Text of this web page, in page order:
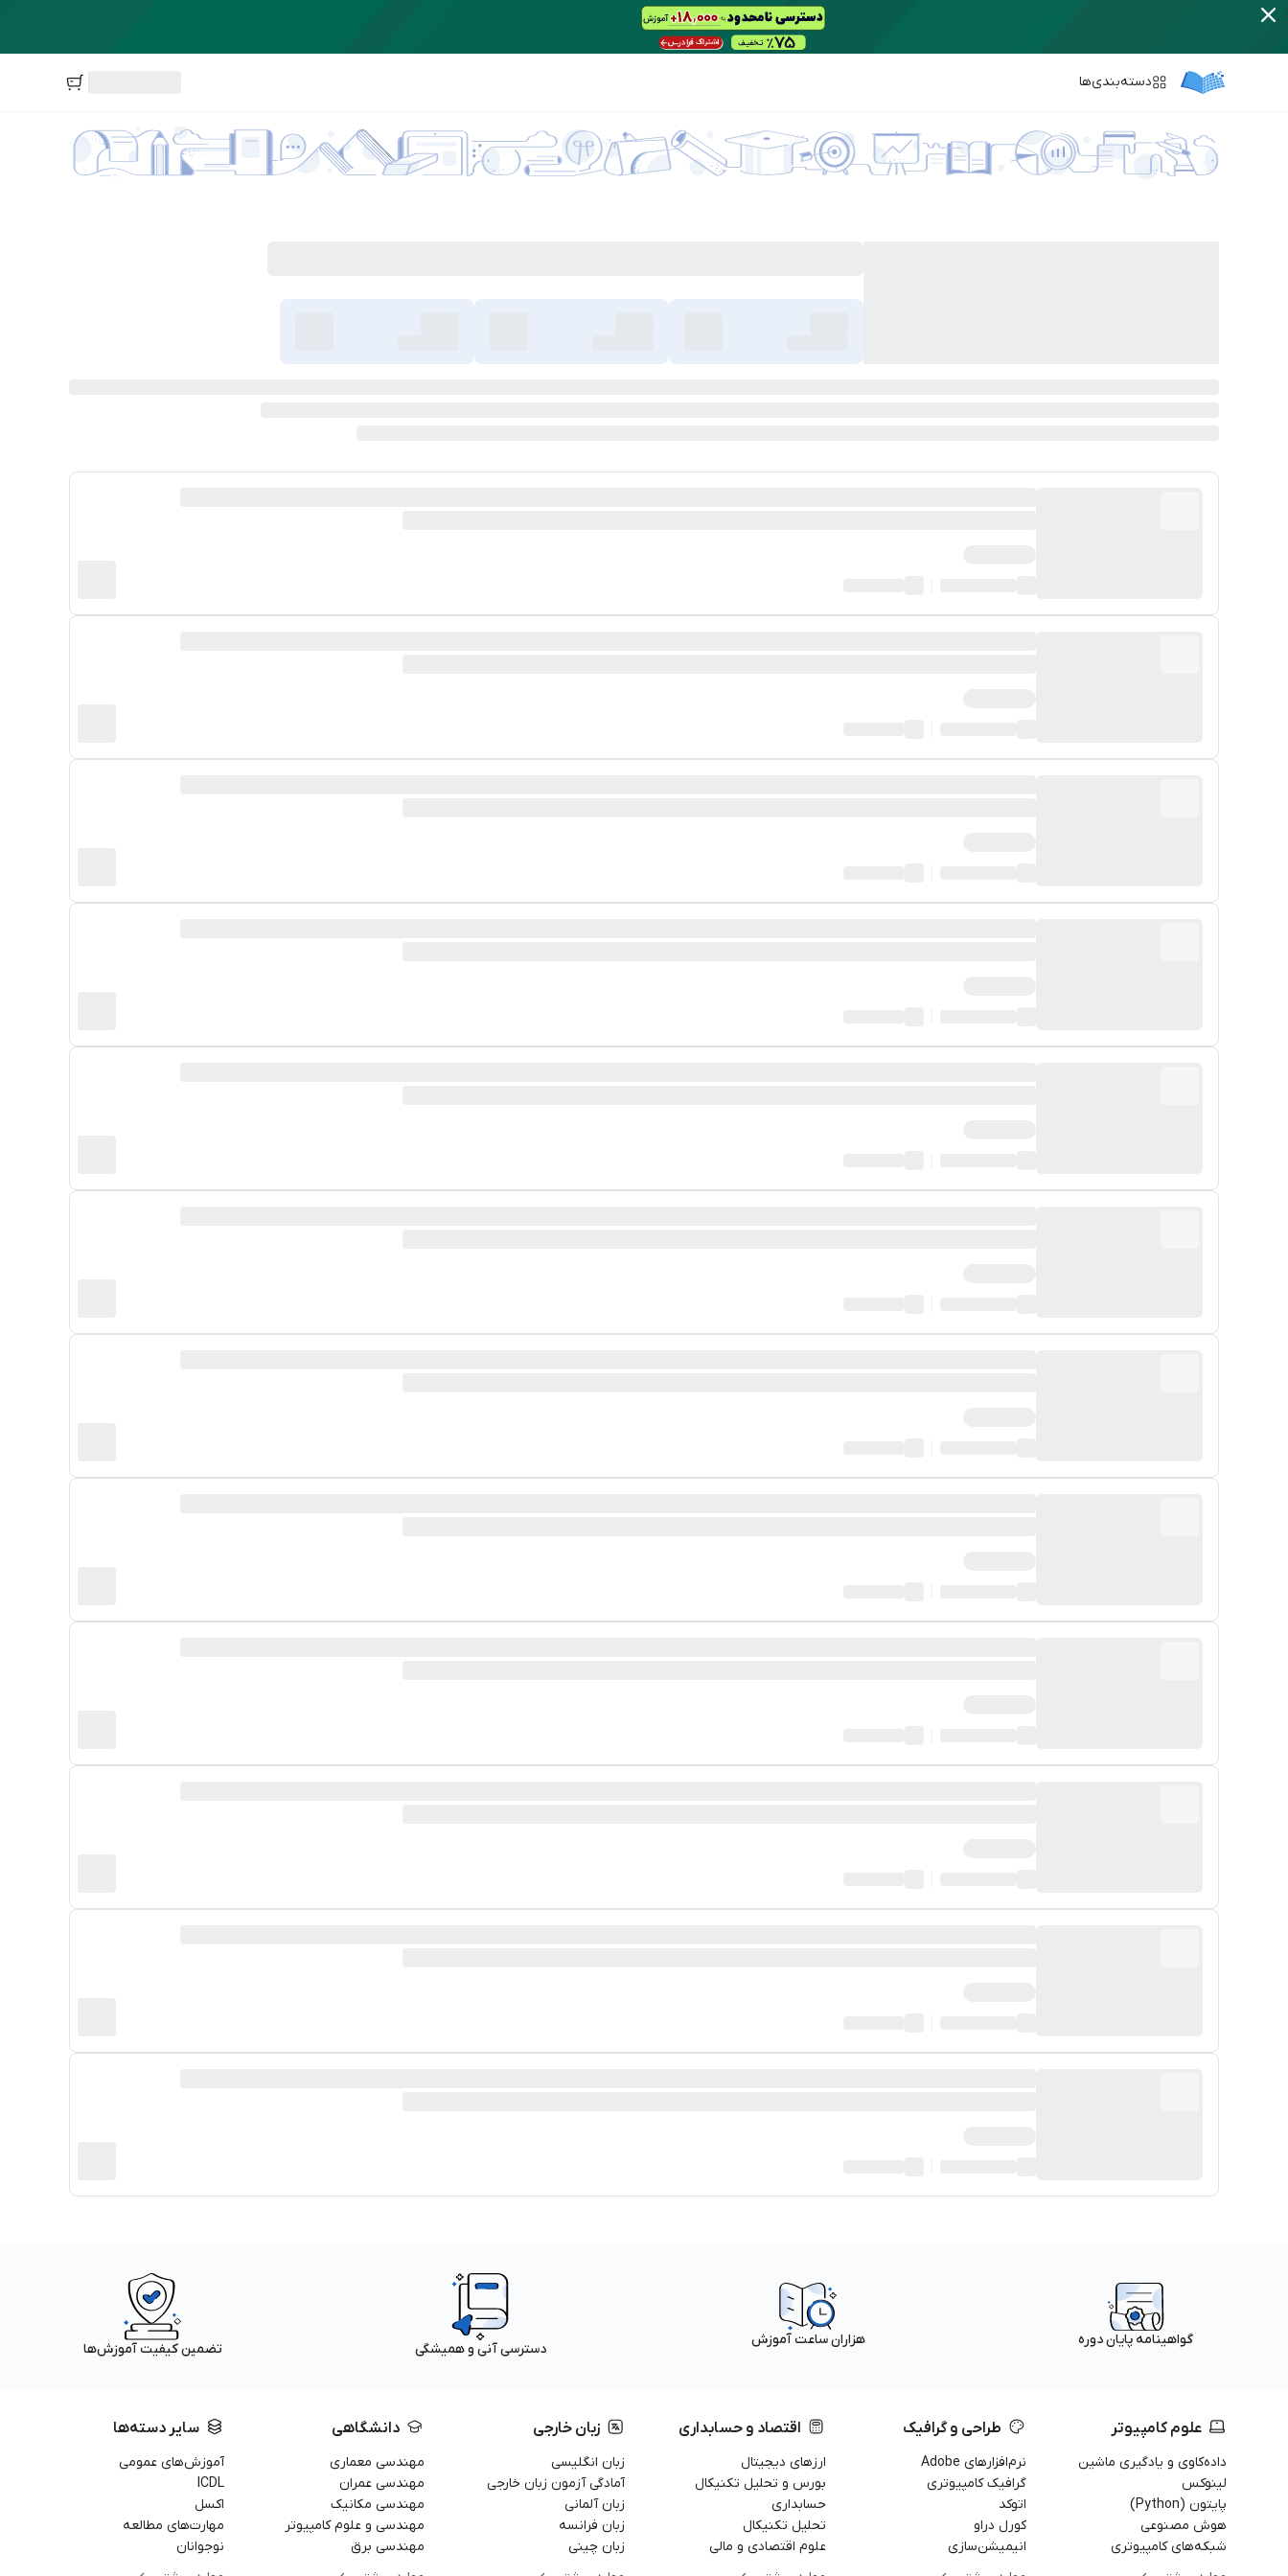
دسته‌بندی‌ها
گواهینامه پایان دوره هزاران ساعت آموزش
دسترسی آنی و همیشگی تضمین کیفیت آموزش‌ها
علوم کامپیوتر
داده‌کاوی و یادگیری ماشین
لینوکس
پایتون (Python)
هوش مصنوعی
شبکه‌های کامپیوتری
طراحی و گرافیک
نرم‌افزارهای Adobe
گرافیک کامپیوتری
اتوکد
کورل دراو
انیمیشن‌سازی
اقتصاد و حسابداری
ارزهای دیجیتال
بورس و تحلیل تکنیکال
حسابداری
تحلیل تکنیکال
علوم اقتصادی و مالی
زبان خارجی
زبان انگلیسی
آمادگی آزمون زبان خارجی
زبان آلمانی
زبان فرانسه
زبان چینی
دانشگاهی
مهندسی معماری
مهندسی عمران
مهندسی مکانیک
مهندسی و علوم کامپیوتر
مهندسی برق
سایر دسته‌ها
آموزش‌های عمومی
ICDL
اکسل
مهارت‌های مطالعه
نوجوانان